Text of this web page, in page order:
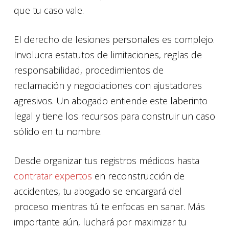
que tu caso vale.
El derecho de lesiones personales es complejo.
Involucra estatutos de limitaciones, reglas de
responsabilidad, procedimientos de
reclamación y negociaciones con ajustadores
agresivos. Un abogado entiende este laberinto
legal y tiene los recursos para construir un caso
sólido en tu nombre.
Desde organizar tus registros médicos hasta
contratar expertos en reconstrucción de
accidentes, tu abogado se encargará del
proceso mientras tú te enfocas en sanar. Más
importante aún, luchará por maximizar tu